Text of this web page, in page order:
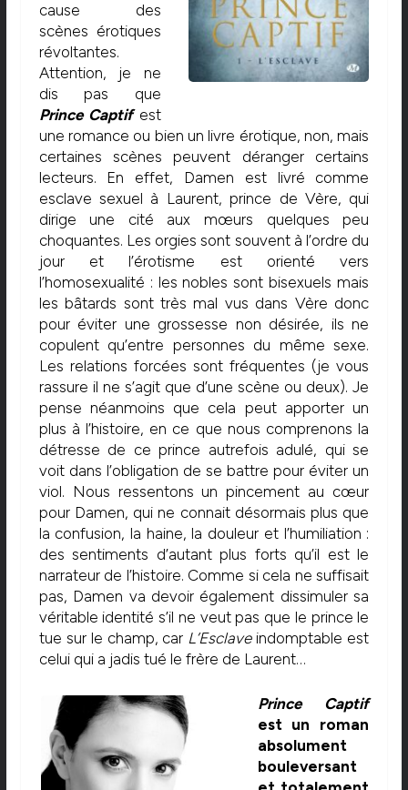
cause des
scènes érotiques
révoltantes.
Attention, je ne
dis pas que
Prince Captifest
une romance ou bien un livre érotique, non, mais
certaines scènes peuvent déranger certains
lecteurs. En effet, Damen est livré comme
esclave sexuel à Laurent, prince de Vère, qui
dirige une cité aux mœurs quelques peu
choquantes. Les orgies sont souvent à l’ordre du
jour et l’érotisme est orienté vers
l’homosexualité : les nobles sont bisexuels mais
les bâtards sont très mal vus dans Vère donc
pour éviter une grossesse non désirée, ils ne
copulent qu’entre personnes du même sexe.
Les relations forcées sont fréquentes (je vous
rassure il ne s’agit que d’une scène ou deux). Je
pense néanmoins que cela peut apporter un
plus à l’histoire, en ce que nous comprenons la
détresse de ce prince autrefois adulé, qui se
voit dans l’obligation de se battre pour éviter un
viol. Nous ressentons un pincement au cœur
pour Damen, qui ne connait désormais plus que
la confusion, la haine, la douleur et l’humiliation :
des sentiments d’autant plus forts qu’il est le
narrateur de l’histoire. Comme si cela ne suffisait
pas, Damen va devoir également dissimuler sa
véritable identité s’il ne veut pas que le prince le
tue sur le champ, car L’Esclaveindomptable est
celui qui a jadis tué le frère de Laurent…
Prince Captif
est un roman
absolument
bouleversant